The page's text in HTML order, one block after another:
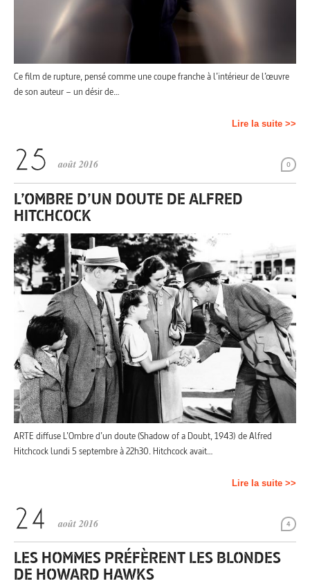
Ce film de rupture, pensé comme une coupe franche à l’intérieur de l’œuvre
de son auteur – un désir de…
Lire la suite >>
0
août 2016
L’OMBRE D’UN DOUTE DE ALFRED
HITCHCOCK
ARTE diffuse L’Ombre d’un doute (Shadow of a Doubt, 1943) de Alfred
Hitchcock lundi 5 septembre à 22h30. Hitchcock avait…
Lire la suite >>
4
août 2016
LES HOMMES PRÉFÈRENT LES BLONDES
DE HOWARD HAWKS